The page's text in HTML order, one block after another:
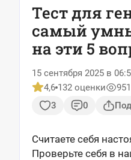
Тест для
самый
на эти 5
15 сентября 2025 в
4,6 132 оценки
3
0
Считаете себя
Проверьте себя в